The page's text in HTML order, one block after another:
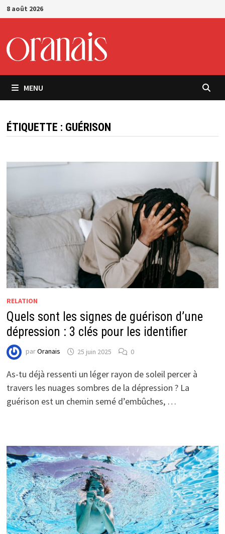
Passer
au
8 août 2026
MENU
ÉTIQUETTE : GUÉRISON
RELATION
Quels sont les signes de guérison d’une
dépression : 3 clés pour les identifier
parOranais 25 juin 2025 0
As-tu déjà ressenti un léger rayon de soleil percer à
travers les nuages sombres de la dépression ? La
guérison est un chemin semé d’embûches, …